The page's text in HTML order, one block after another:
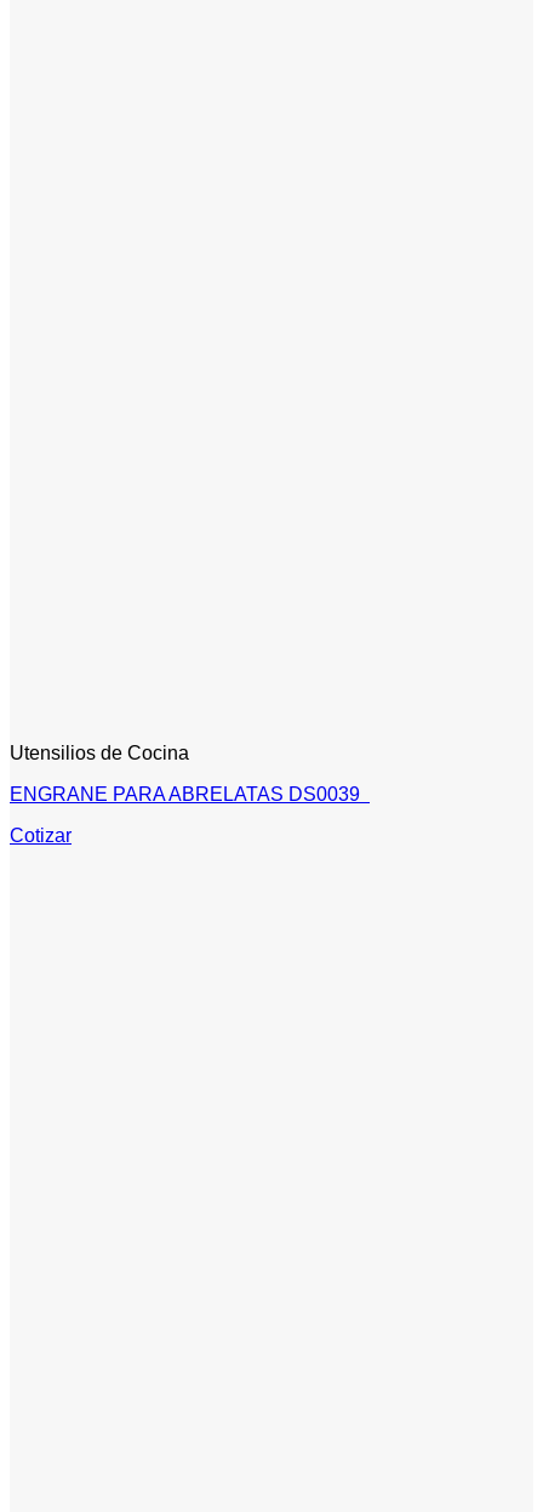
Utensilios de Cocina
ENGRANE PARA ABRELATAS DS0039
Cotizar